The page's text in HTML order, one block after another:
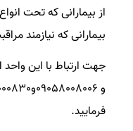
از بیمارانی که تحت
بیمارانی که نیازمند
فرمایید.